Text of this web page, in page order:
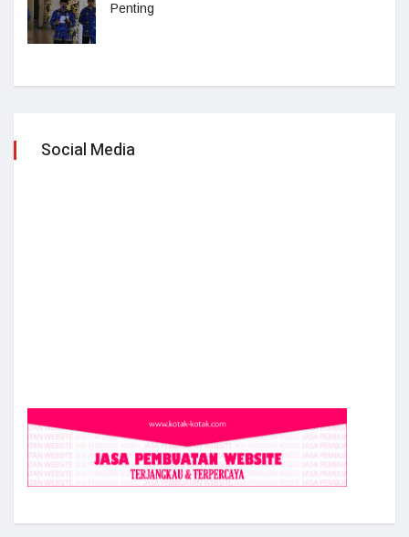
Penting
Social Media